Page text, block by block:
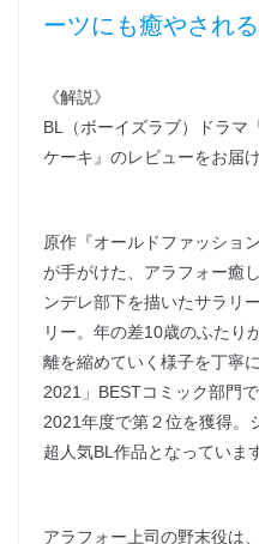
ーツにも癒やされる
《解説》
BL（ボーイズラブ）ドラマ
ケーキ』のレビューをお届け
原作『オールドファッショ
が手がけた、アラフォー癒
ンデレ部下を描いたサラリ
リー。年の差10歳のふたり
離を縮めていく様子を丁寧
2021」BESTコミック部門
2021年度で第２位を獲得。
超人気BL作品となっていま
アラフォー上司の野末役は